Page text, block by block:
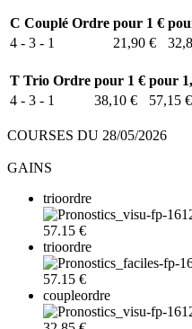
C Couplé Ordre pour 1 €
4 - 3 - 1
21,90 €
T Trio Ordre pour 1 € pour
4 - 3 - 1
38,10 € 57,15 €
COURSES DU 28/05/2026
GAINS
trioordre
57.15 €
trioordre
57.15 €
coupleordre